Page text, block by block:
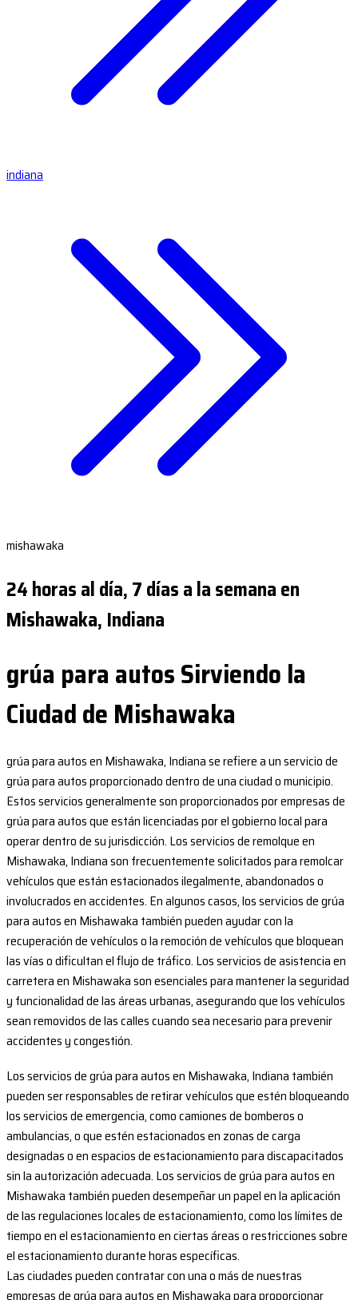
indiana
mishawaka
24 horas al día, 7 días a la semana en
Mishawaka, Indiana
grúa para autos Sirviendo la
Ciudad de Mishawaka
grúa para autos en Mishawaka, Indiana se refiere a un servicio de
grúa para autos proporcionado dentro de una ciudad o municipio.
Estos servicios generalmente son proporcionados por empresas de
grúa para autos que están licenciadas por el gobierno local para
operar dentro de su jurisdicción. Los servicios de remolque en
Mishawaka, Indiana son frecuentemente solicitados para remolcar
vehículos que están estacionados ilegalmente, abandonados o
involucrados en accidentes. En algunos casos, los servicios de grúa
para autos en Mishawaka también pueden ayudar con la
recuperación de vehículos o la remoción de vehículos que bloquean
las vías o dificultan el flujo de tráfico. Los servicios de asistencia en
carretera en Mishawaka son esenciales para mantener la seguridad
y funcionalidad de las áreas urbanas, asegurando que los vehículos
sean removidos de las calles cuando sea necesario para prevenir
accidentes y congestión.
Los servicios de grúa para autos en Mishawaka, Indiana también
pueden ser responsables de retirar vehículos que estén bloqueando
los servicios de emergencia, como camiones de bomberos o
ambulancias, o que estén estacionados en zonas de carga
designadas o en espacios de estacionamiento para discapacitados
sin la autorización adecuada. Los servicios de grúa para autos en
Mishawaka también pueden desempeñar un papel en la aplicación
de las regulaciones locales de estacionamiento, como los límites de
tiempo en el estacionamiento en ciertas áreas o restricciones sobre
el estacionamiento durante horas específicas.
Las ciudades pueden contratar con una o más de nuestras
empresas de grúa para autos en Mishawaka para proporcionar